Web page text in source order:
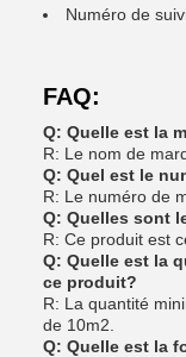
Numéro de
FAQ:
Q: Quelle est la
R: Le nom de
Q: Quel est le
R: Le numéro de
Q: Quelles sont
R: Ce produit est
Q: Quelle est la
ce produit?
R: La quantité
de 10m2.
Q: Quelle est la